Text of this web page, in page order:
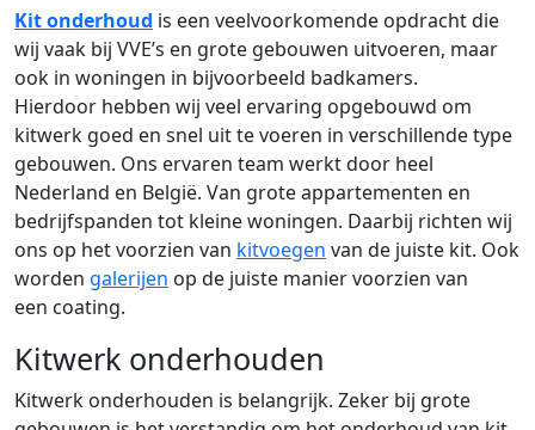
Kit onderhoud is een veelvoorkomende opdracht die
wij vaak bij VVE’s en grote gebouwen uitvoeren, maar
ook in woningen in bijvoorbeeld badkamers.
Hierdoor hebben wij veel ervaring opgebouwd om
kitwerk goed en snel uit te voeren in verschillende type
gebouwen. Ons ervaren team werkt door heel
Nederland en België. Van grote appartementen en
bedrijfspanden tot kleine woningen. Daarbij richten wij
ons op het voorzien van kitvoegen van de juiste kit. Ook
worden galerijen op de juiste manier voorzien van
een coating.
Kitwerk onderhouden
Kitwerk onderhouden is belangrijk. Zeker bij grote